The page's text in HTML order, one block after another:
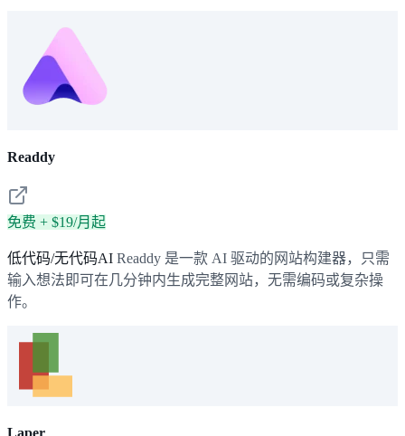
Readdy
免费 + $19/月起
低代码/无代码AI Readdy 是一款 AI 驱动的网站构建器，只需
输入想法即可在几分钟内生成完整网站，无需编码或复杂操
作。